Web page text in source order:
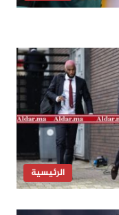
الرئيسية